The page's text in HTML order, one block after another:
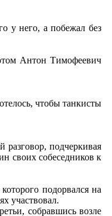
у него, а побежал без
Антон Тимофеевич
чтобы танкисты
подчеркивая
своих собеседников к
подорвался на
участвовал.
собравшись возле